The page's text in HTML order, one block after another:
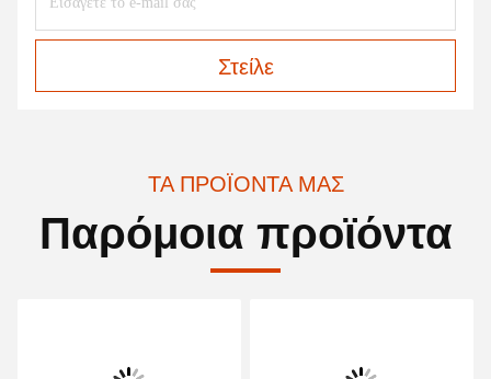
Στείλε
ΤΑ ΠΡΟΪΌΝΤΑ ΜΑΣ
Παρόμοια προϊόντα